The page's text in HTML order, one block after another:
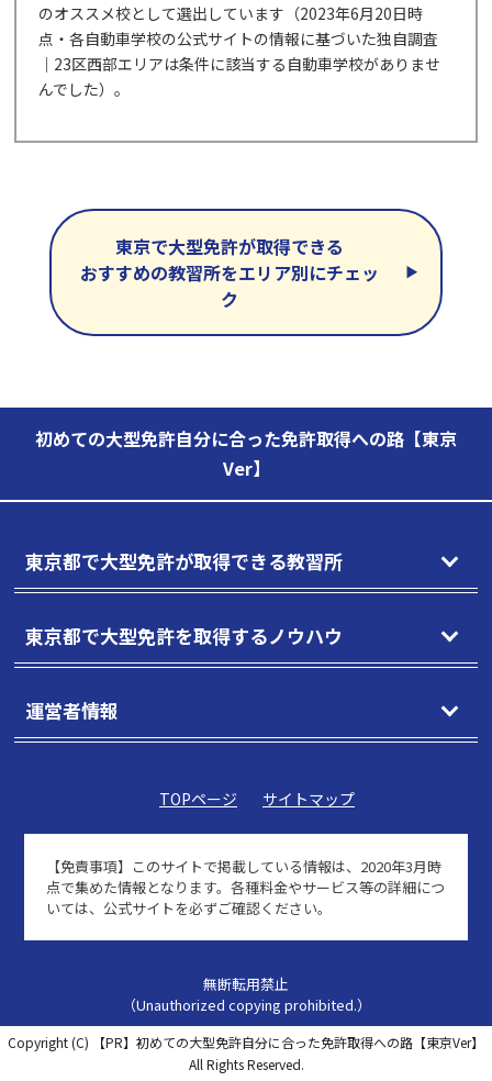
のオススメ校として選出しています（2023年6月20日時
点・各自動車学校の公式サイトの情報に基づいた独自調査
｜23区西部エリアは条件に該当する自動車学校がありませ
んでした）。
東京で大型免許が取得できる
おすすめの教習所をエリア別にチェッ
ク
初めての大型免許自分に合った免許取得への路【東京
Ver】
東京都で大型免許が取得できる教習所
東京都で大型免許を取得するノウハウ
運営者情報
TOPページ サイトマップ
【免責事項】 このサイトで掲載している情報は、2020年3月時
点で集めた情報となります。各種料金やサービス等の詳細につ
いては、公式サイトを必ずご確認ください。
無断転用禁止
（Unauthorized copying prohibited.）
Copyright (C)
【PR】初めての大型免許自分に合った免許取得への路【東京Ver】
All Rights Reserved.